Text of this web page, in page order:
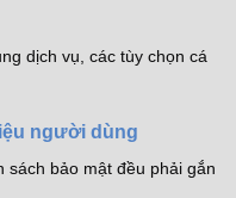
dịch vụ, các tùy chọn cá
người dùng
sách bảo mật đều phải gắn